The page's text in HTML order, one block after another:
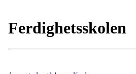
Ferdighetsskolen